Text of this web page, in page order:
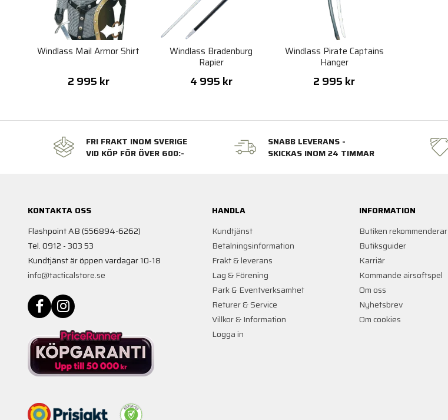
Windlass Mail Armor Shirt
2 995 kr
Windlass Bradenburg
Rapier
4 995 kr
Windlass Pirate Captains
Hanger
2 995 kr
FRI FRAKT INOM SVERIGE
VID KÖP FÖR ÖVER 600:-
SNABB LEVERANS -
SKICKAS INOM 24 TIMMAR
KONTAKTA OSS
Flashpoint AB (556894-6262)
Tel. 0912 - 303 53
Kundtjänst är öppen vardagar 10-18
info@tacticalstore.se
HANDLA
Kundtjänst
Betalningsinformation
Frakt & leverans
Lag & Förening
Park & Eventverksamhet
Returer & Service
Villkor & Information
Logga in
INFORMATION
Butiken rekommenderar
Butiksguider
Karriär
Kommande airsoftspel
Om oss
Nyhetsbrev
Om cookies